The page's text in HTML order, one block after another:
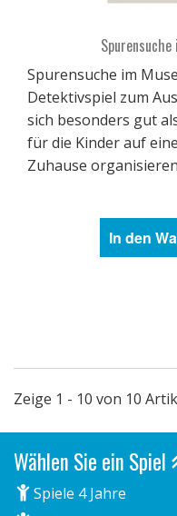
Spurensuche im
Detektivspiel zum
sich besonders gut
für die Kinder auf
Zuhause
In den
Zeige 1 - 10 von 10
Wählen Sie ein Spiel
Spiele 4 Jahre